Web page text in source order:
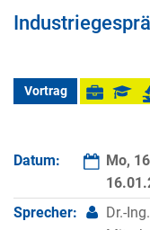
Vortrag
Datum: Mo,
Sprecher:
Dr.-